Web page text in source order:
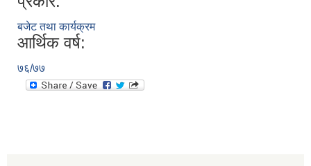
बजेट तथा कार्यक्रम
आर्थिक वर्ष:
७६/७७